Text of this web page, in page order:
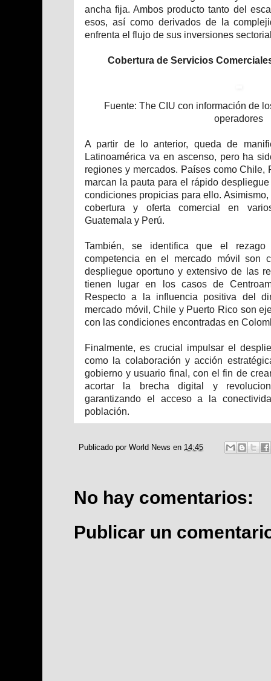
ancha fija. Ambos producto tanto del
esos, así como derivados de la
enfrenta el flujo de sus inversiones
Cobertura de Servicios
Fuente: The CIU con información de
operadores
A partir de lo anterior, queda de
Latinoamérica va en ascenso, pero ha
regiones y mercados. Países como Chile,
marcan la pauta para el rápido
condiciones propicias para ello.
cobertura y oferta comercial en
Guatemala y Perú.
También, se identifica que el
competencia en el mercado móvil son
despliegue oportuno y extensivo de las
tienen lugar en los casos de
Respecto a la influencia positiva del
mercado móvil, Chile y Puerto Rico son
con las condiciones encontradas en
Finalmente, es crucial impulsar el
como la colaboración y acción
gobierno y usuario final, con el fin de
acortar la brecha digital y
garantizando el acceso a la
población.
Publicado por World News en 14:45
No hay comentarios:
Publicar un